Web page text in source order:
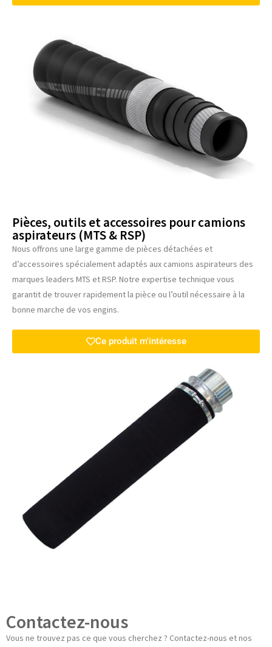
Pièces, outils et accessoires pour camions
aspirateurs (MTS & RSP)
Nous offrons une large gamme de pièces détachées et
d’accessoires spécialement adaptés aux camions aspirateurs des
marques leaders MTS et RSP. Notre expertise technique vous
garantit de trouver rapidement la pièce ou l’outil nécessaire à la
bonne marche de vos engins.
Ce produit m'intéresse
Contactez-nous
Vous ne trouvez pas ce que vous cherchez ? Contactez-nous et nos